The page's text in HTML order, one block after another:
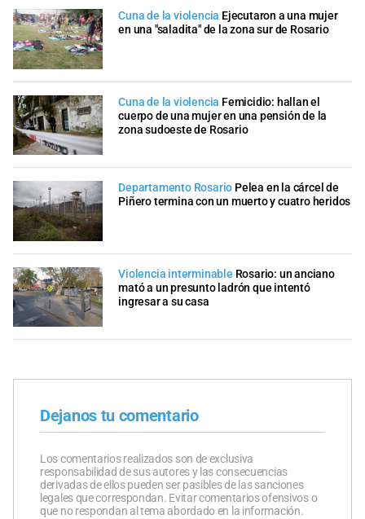
Cuna de la violencia Ejecutaron a una mujer
en una "saladita" de la zona sur de Rosario
Cuna de la violencia Femicidio: hallan el
cuerpo de una mujer en una pensión de la
zona sudoeste de Rosario
Departamento Rosario Pelea en la cárcel de
Piñero termina con un muerto y cuatro heridos
Violencia interminable Rosario: un anciano
mató a un presunto ladrón que intentó
ingresar a su casa
Dejanos tu comentario
Los comentarios realizados son de exclusiva
responsabilidad de sus autores y las consecuencias
derivadas de ellos pueden ser pasibles de las sanciones
legales que correspondan. Evitar comentarios ofensivos o
que no respondan al tema abordado en la información.